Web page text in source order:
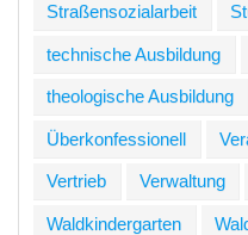
Straßensozialarbeit
technische Ausbildung
theologische Ausbildung
Überkonfessionell
Vertrieb Verwaltung
Waldkindergarten